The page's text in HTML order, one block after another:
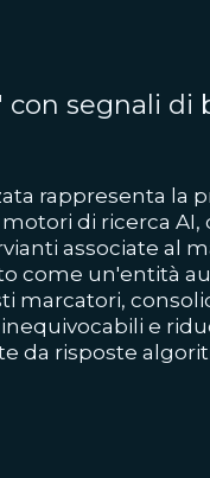
segnali di
rappresenta la
di ricerca AI,
associate al
come un'entità
marcatori,
e
da risposte